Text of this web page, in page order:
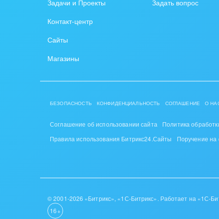
Задачи и Проекты
Контакт-центр
Сайты
Магазины
Задать вопрос
БЕЗОПАСНОСТЬ КОНФИДЕНЦИАЛЬНОСТЬ СОГЛАШЕНИЕ О
Соглашение об использовании сайта
Политика
Правила использования Битрикс24.Сайты
Поручение на
© 2001-2026 «Битрикс», «1С-Битрикс». Работает на «1С-
16+